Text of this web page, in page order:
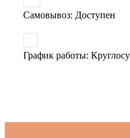
Самовывоз: Доступен
График работы: